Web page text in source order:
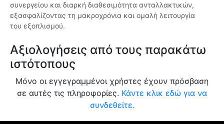
συνεργείου και διαρκή διαθεσιμότητα ανταλλακτικών,
εξασφαλίζοντας τη μακροχρόνια και ομαλή λειτουργία
του εξοπλισμού.
Αξιολογήσεις από τους παρακάτω
ιστότοπους
Μόνο οι εγγεγραμμένοι χρήστες έχουν πρόσβαση
σε αυτές τις πληροφορίες. Κάντε κλικ εδώ για να
συνδεθείτε.